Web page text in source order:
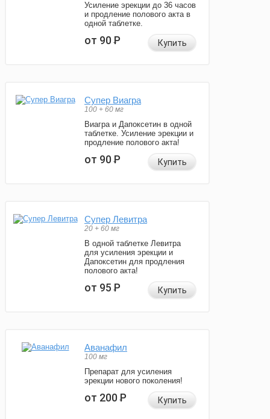
Усиление эрекции до 36 часов
и продление полового акта в
одной таблетке.
от 90Р Купить
Супер Виагра
100 + 60 мг
Виагра и Дапоксетин в одной
таблетке. Усиление эрекции и
продление полового акта!
от 90Р Купить
Супер Левитра
20 + 60 мг
В одной таблетке Левитра
для усиления эрекции и
Дапоксетин для продления
полового акта!
от 95Р Купить
Аванафил
100 мг
Препарат для усиления
эрекции нового поколения!
от 200Р Купить